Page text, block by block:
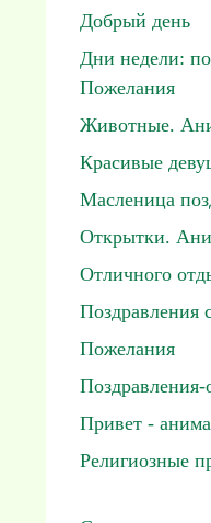
Добрый день
Дни недели:
Пожелания
Животные.
Красивые
Масленица
Открытки.
Отличного
Поздравления
Пожелания
Привет -
Религиозные